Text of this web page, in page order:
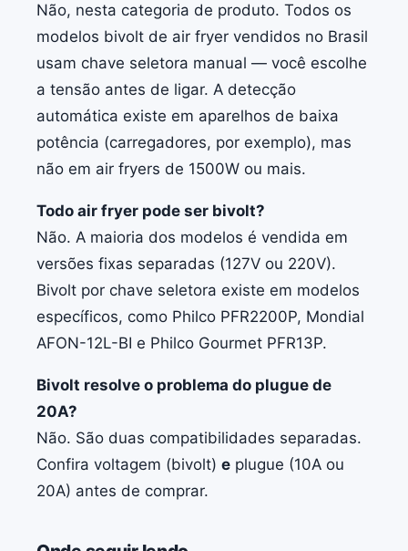
Não, nesta categoria de produto. Todos os
modelos bivolt de air fryer vendidos no Brasil
usam chave seletora manual — você escolhe
a tensão antes de ligar. A detecção
automática existe em aparelhos de baixa
potência (carregadores, por exemplo), mas
não em air fryers de 1500W ou mais.
Todo air fryer pode ser bivolt?
Não. A maioria dos modelos é vendida em
versões fixas separadas (127V ou 220V).
Bivolt por chave seletora existe em modelos
específicos, como Philco PFR2200P, Mondial
AFON-12L-BI e Philco Gourmet PFR13P.
Bivolt resolve o problema do plugue de
20A?
Não. São duas compatibilidades separadas.
Confira voltagem (bivolt) e plugue (10A ou
20A) antes de comprar.